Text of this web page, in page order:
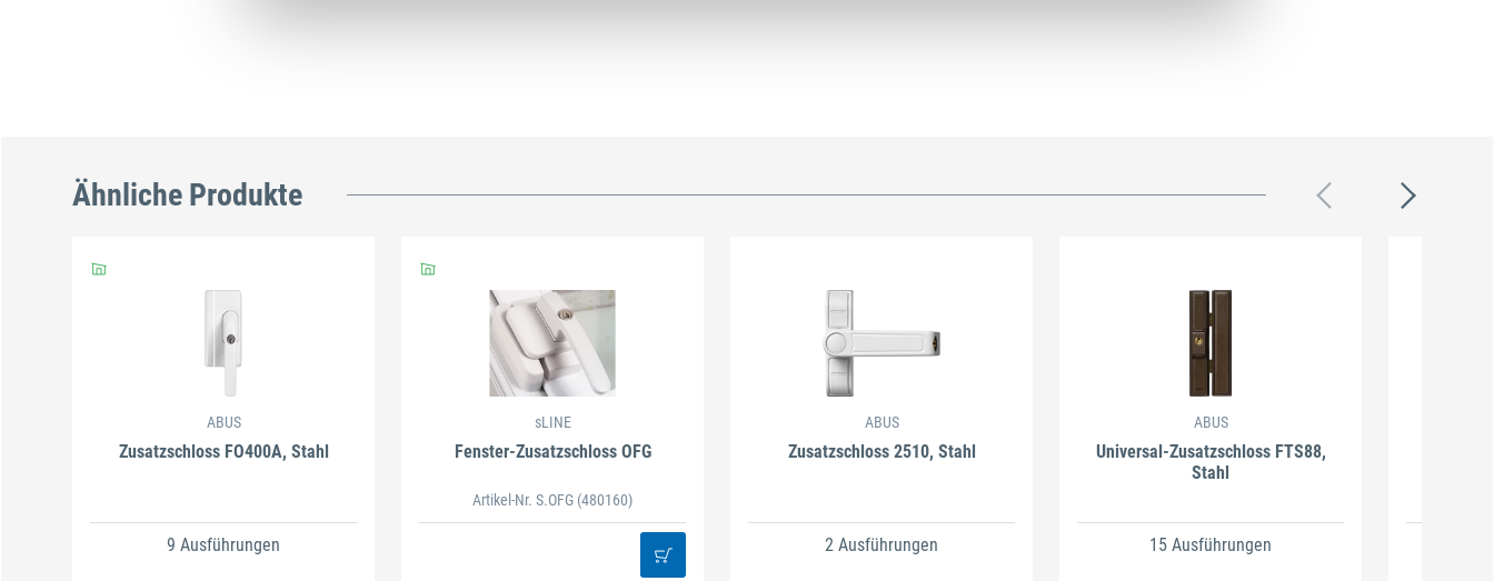
Ähnliche Produkte
ABUS
Zusatzschloss FO400A, Stahl
9 Ausführungen
sLINE
Fenster-Zusatzschloss OFG
Artikel-Nr. S.OFG (480160)
ABUS
Zusatzschloss 2510, Stahl
2 Ausführungen
ABUS
Universal-Zusatzschloss FTS88,
Stahl
15 Ausführungen